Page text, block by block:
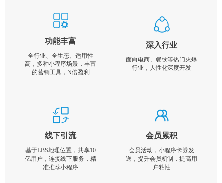
功能丰富
全行业、全生态、适用性
高，多种小程序场景，丰富
的营销工具，N倍盈利
深入行业
面向电商、餐饮等热门火爆
行业，人性化深度开发
线下引流
基于LBS地理位置，共享10
亿用户，连接线下服务，精
准推荐小程序
会员累积
会员活动，小程序卡券发
送，提升会员机制，提高用
户粘性